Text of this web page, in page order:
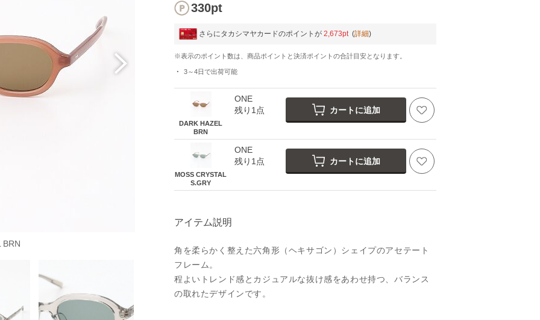
BRN
330pt
さらにタカシマヤカードのポイントが 2,673pt (詳細)
※表示のポイント数は、商品ポイントと決済ポイントの合計目安となります。
3～4日で出荷可能
DARK HAZEL
BRN
ONE
残り1点
カートに追加
MOSS CRYSTAL
S.GRY
ONE
残り1点
カートに追加
アイテム説明
角を柔らかく整えた六角形（ヘキサゴン）シェイプのアセテート
フレーム。
程よいトレンド感とカジュアルな抜け感をあわせ持つ、バランス
の取れたデザインです。